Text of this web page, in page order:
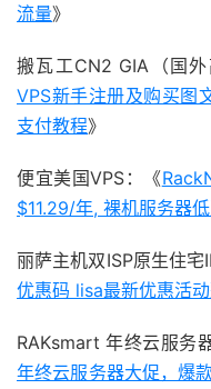
流量》
搬瓦工CN2 GIA（国
VPS新手注册及购买图
支付教程》
便宜美国VPS：《
$11.29/年, 裸机服务器
丽萨主机双ISP原生住宅
优惠码 lisa最新优惠活
RAKsmart 年终云服务
年终云服务器大促，爆